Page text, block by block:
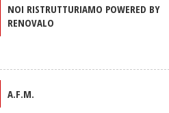
NOI RISTRUTTURIAMO POWERED BY
RENOVALO
A.F.M.